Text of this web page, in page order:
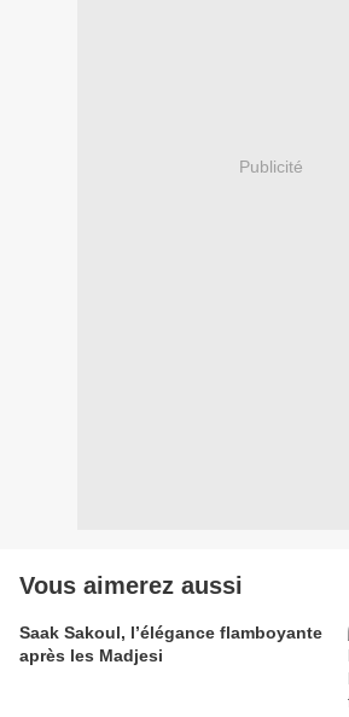
Publicité
Vous aimerez aussi
Saak Sakoul, l’élégance flamboyante
après les Madjesi